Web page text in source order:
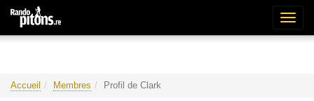
Accueil Membres Profil de Clark